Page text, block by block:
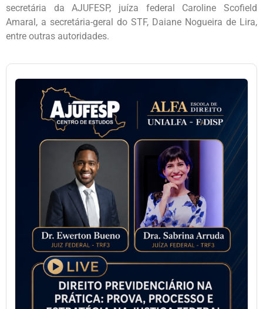
secretária da AJUFESP, juíza federal Caroline Scofield
Amaral, a secretária-geral do STF, Daiane Nogueira de Lira,
entre outras autoridades.